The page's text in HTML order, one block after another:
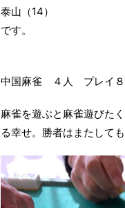
泰山（14）
です。
中国麻雀 ４人 プレイ
麻雀を遊ぶと麻雀遊びた
る幸せ。勝者はまたして